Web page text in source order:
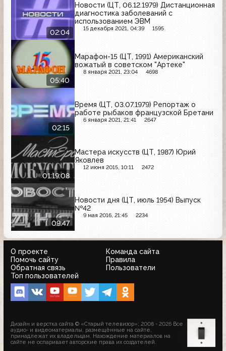
02:04
Новости (ЦТ, 06.12.1979) Дистанционная
диагностика заболеваний с
использованием ЭВМ
15 декабря 2021, 04:39 1595
05:40
Марафон-15 (ЦТ, 1991) Американский
вожатый в советском "Артеке"
8 января 2021, 23:04 4698
02:15
Время (ЦТ, 03.07.1979) Репортаж о
работе рыбаков французской Бретани
6 января 2021, 21:41 2647
01:19:08
Мастера искусств (ЦТ, 1987) Юрий
Яковлев
12 июня 2015, 10:11 2472
09:47
Новости дня (ЦТ, июль 1954) Выпуск
№42
9 мая 2016, 21:45 2234
О проекте
Команда сайта
Помочь сайту
Правила
Обратная связь
Пользователи
Топ пользователей
Дизайн и верстка сайта © «Старый телевизор»; 2008 - 2026 Все
аудио- и видеоматериалы, размещённые на сайте,
принадлежат их владельцам. Нахождение материалов на
сайте не оспаривает авторские права их создателей.